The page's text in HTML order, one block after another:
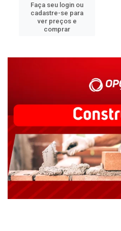
Faça seu login ou
cadastre-se para
ver preços e
comprar